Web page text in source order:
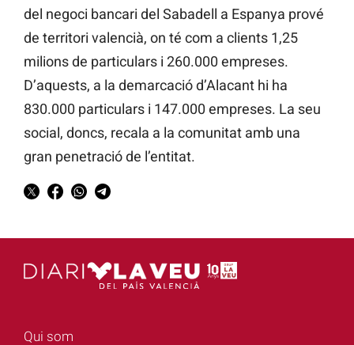
del negoci bancari del Sabadell a Espanya prové
de territori valencià, on té com a clients 1,25
milions de particulars i 260.000 empreses.
D’aquests, a la demarcació d’Alacant hi ha
830.000 particulars i 147.000 empreses. La seu
social, doncs, recala a la comunitat amb una
gran penetració de l’entitat.
Qui som